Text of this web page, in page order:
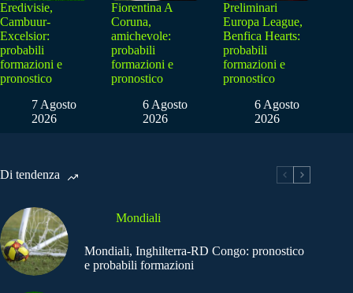
Eredivisie,
Cambuur-
Excelsior:
probabili
formazioni e
pronostico
7 Agosto
2026
Fiorentina A
Coruna,
amichevole:
probabili
formazioni e
pronostico
6 Agosto
2026
Preliminari
Europa League,
Benfica Hearts:
probabili
formazioni e
pronostico
6 Agosto
2026
Di tendenza
Mondiali
Mondiali, Inghilterra-RD Congo: pronostico
e probabili formazioni